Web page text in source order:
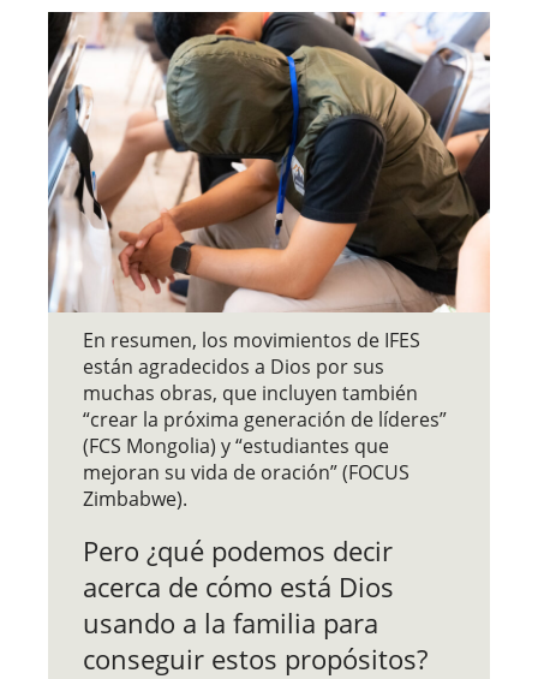
En resumen, los movimientos de IFES
están agradecidos a Dios por sus
muchas obras, que incluyen también
“crear la próxima generación de líderes”
(FCS Mongolia) y “estudiantes que
mejoran su vida de oración” (FOCUS
Zimbabwe).
Pero ¿qué podemos decir
acerca de cómo está Dios
usando a la familia para
conseguir estos propósitos?